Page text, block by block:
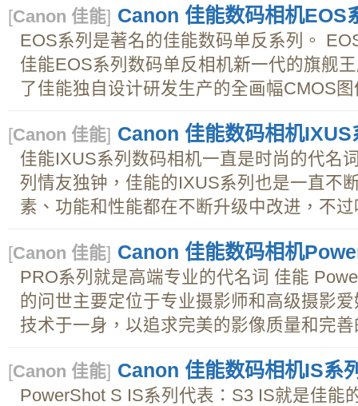
[Canon 佳能] Canon 佳能数码相机EOS
EOS系列是著名的佳能数码单反系列。
佳能EOS系列数码单反相机新一代的旗舰
了佳能独自设计研发生产的全画幅CMOS
[Canon 佳能] Canon 佳能数码相机IXUS
佳能IXUS系列数码相机一直是时尚的代名
列情友独钟，佳能的IXUS系列也是一直不
素、功能和性能都在不断升级中改进，不
[Canon 佳能] Canon 佳能数码相机
PRO系列就是高端专业的代名词 佳能
的问世主要定位于专业摄影师和高级摄影
技术于一身，以追求完美的影像质量和完
[Canon 佳能] Canon 佳能数码相机IS系
PowerShot S IS系列代表：S3 IS就是佳能